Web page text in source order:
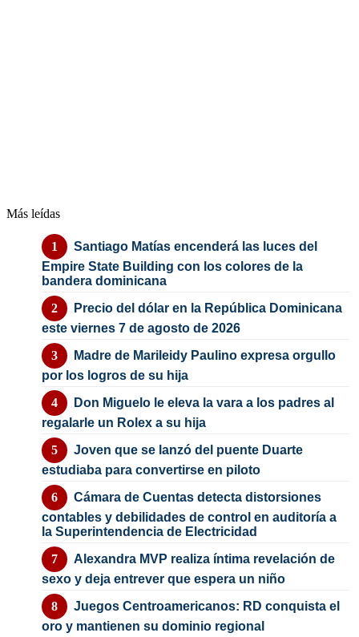
Más leídas
Santiago Matías encenderá las luces del
Empire State Building con los colores de la
bandera dominicana
Precio del dólar en la República Dominicana
este viernes 7 de agosto de 2026
Madre de Marileidy Paulino expresa orgullo
por los logros de su hija
Don Miguelo le eleva la vara a los padres al
regalarle un Rolex a su hija
Joven que se lanzó del puente Duarte
estudiaba para convertirse en piloto
Cámara de Cuentas detecta distorsiones
contables y debilidades de control en auditoría a
la Superintendencia de Electricidad
Alexandra MVP realiza íntima revelación de
sexo y deja entrever que espera un niño
Juegos Centroamericanos: RD conquista el
oro y mantienen su dominio regional